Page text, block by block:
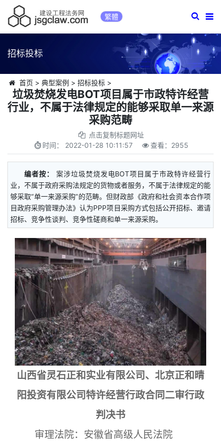
繁體
招标投标
首页 > 典型案例 > 招标投标>
垃圾焚烧发电BOT项目属于市政特许经营
行业，不属于法律规定的能够采取单一来源
采购范畴
点击复制标题网址
时间： 2022-01-28 10:11:57 查看： 2955
编者按：
案涉垃圾焚烧发电BOT项目属于市政特许经营行
业，不属于政府采购法规定的货物或者服务，不属于法律规定的能
够采取“单一来源采购”的范畴。但财政部《政府和社会资本合作项
目政府采购管理办法》认为PPP项目采购方式包括公开招标、邀请
招标、竞争性谈判、竞争性磋商和单一来源采购。
山西省灵石正和实业有限公司、北京正和晴
阳投资有限公司特许经营行政合同二审行政
判决书
审理法院：安徽省高级人民法院